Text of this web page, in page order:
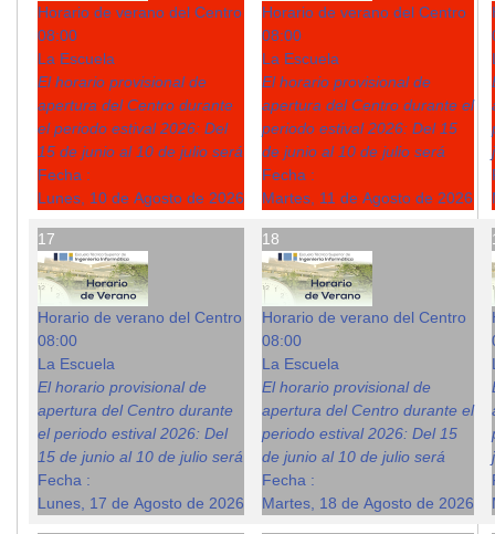
Horario de verano del Centro
08:00
La Escuela
El horario provisional de
apertura del Centro durante
el periodo estival 2026: Del
15 de junio al 10 de julio será
Fecha :
Lunes, 10 de Agosto de 2026
Horario de verano del Centro
08:00
La Escuela
El horario provisional de
apertura del Centro durante el
periodo estival 2026: Del 15
de junio al 10 de julio será
Fecha :
Martes, 11 de Agosto de 2026
17
Horario de verano del Centro
08:00
La Escuela
El horario provisional de
apertura del Centro durante
el periodo estival 2026: Del
15 de junio al 10 de julio será
Fecha :
Lunes, 17 de Agosto de 2026
18
Horario de verano del Centro
08:00
La Escuela
El horario provisional de
apertura del Centro durante el
periodo estival 2026: Del 15
de junio al 10 de julio será
Fecha :
Martes, 18 de Agosto de 2026